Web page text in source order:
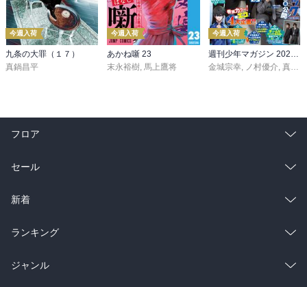
今週入荷
九条の大罪（１７）
真鍋昌平
今週入荷
あかね噺 23
末永裕樹, 馬上鷹将
今週入荷
週刊少年マガジン 2026年36・37号[2026年8月5日発売]
金城宗幸, ノ村優介, 真島ヒロ
フロア
総合
ラノベ
雑誌・グラビア
BL・TL
セール
総合
ラノベ
雑誌・グラビア
新着
総合
ラノベ
ランキング
総合
ジャンル